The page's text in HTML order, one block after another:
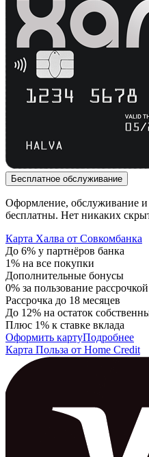
Бесплатное обслуживание
Оформление, обслуживание и
бесплатны. Нет никаких
Карта Халва от Совкомбанка
До 6% у партнёров банка
1% на все покупки
Дополнительные бонусы
0% за пользование рассрочкой
Рассрочка до 18 месяцев
До 12% на остаток
Плюс 1% к ставке вклада
Оформить картуПодробнее
Карта Польза от Home Credit